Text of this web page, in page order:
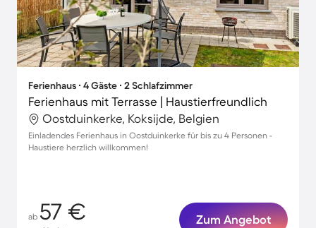
Ferienhaus ∙ 4 Gäste ∙ 2 Schlafzimmer
Ferienhaus mit Terrasse | Haustierfreundlich
Oostduinkerke, Koksijde, Belgien
Einladendes Ferienhaus in Oostduinkerke für bis zu 4 Personen -
Haustiere herzlich willkommen!
ab 57 € Zum Angebot